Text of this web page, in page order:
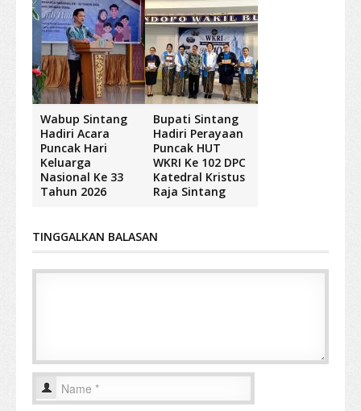
Wabup Sintang
Hadiri Acara
Puncak Hari
Keluarga
Nasional Ke 33
Tahun 2026
Bupati Sintang
Hadiri Perayaan
Puncak HUT
WKRI Ke 102 DPC
Katedral Kristus
Raja Sintang
TINGGALKAN BALASAN